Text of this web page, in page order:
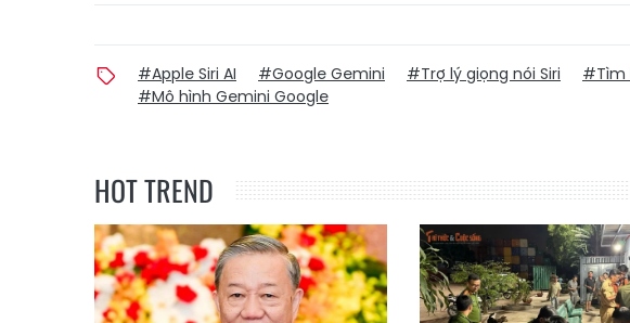
#Apple Siri AI #Google Gemini #Trợ lý giọng nói Siri #Tìm
#Mô hình Gemini Google
HOT TREND